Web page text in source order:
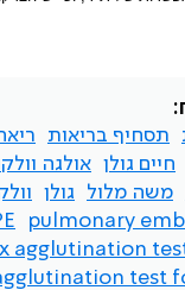
תסחיף בריאות
חיים גולן אולגה
משה מלול גולן
pulmonary
agglutination
test